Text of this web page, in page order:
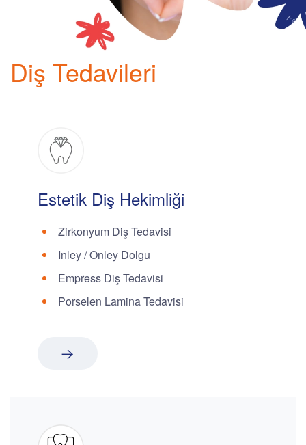
Diş Tedavileri
Estetik Diş Hekimliği
Zirkonyum Diş Tedavisi
Inley / Onley Dolgu
Empress Diş Tedavisi
Porselen Lamina Tedavisi